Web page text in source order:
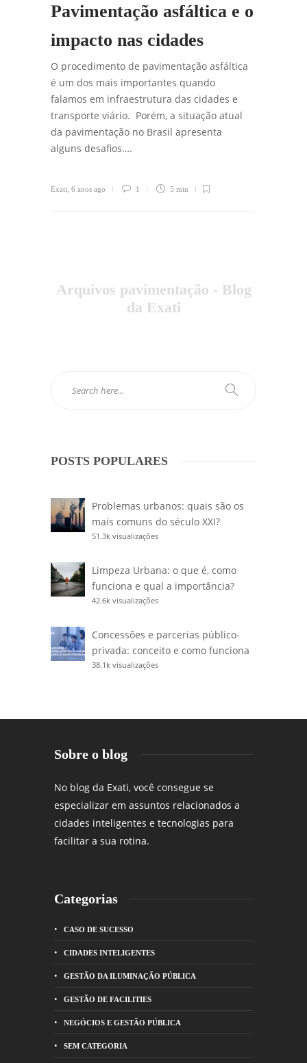
Pavimentação asfáltica e o
impacto nas cidades
O procedimento de pavimentação asfáltica
é um dos mais importantes quando
falamos em infraestrutura das cidades e
transporte viário. Porém, a situação atual
da pavimentação no Brasil apresenta
alguns desafios….
Exati 6 anos ago 1 5 min
Arquivos pavimentação - Blog
da Exati
POSTS POPULARES
Problemas urbanos: quais são os
mais comuns do século XXI?
51.3k visualizações
Limpeza Urbana: o que é, como
funciona e qual a importância?
42.6k visualizações
Concessões e parcerias público-
privada: conceito e como funciona
38.1k visualizações
Sobre o blog
No blog da Exati, você consegue se
especializar em assuntos relacionados a
cidades inteligentes e tecnologias para
facilitar a sua rotina.
Categorias
CASO DE SUCESSO
CIDADES INTELIGENTES
GESTÃO DA ILUMINAÇÃO PÚBLICA
GESTÃO DE FACILITIES
NEGÓCIOS E GESTÃO PÚBLICA
SEM CATEGORIA